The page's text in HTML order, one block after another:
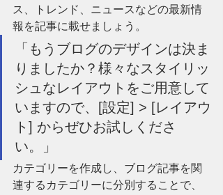
ス、トレンド、ニュースなどの最新情
報を記事に載せましょう。
「もうブログのデザインは決ま
りましたか？様々なスタイリッ
シュなレイアウトをご用意して
いますので、[設定] > [レイアウ
ト] からぜひお試しくださ
い。」
カテゴリーを作成し、ブログ記事を関
連するカテゴリーに分別することで、